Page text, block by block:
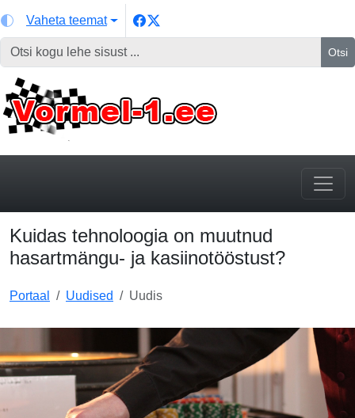
Vaheta teemat
Otsi
Kuidas tehnoloogia on muutnud
hasartmängu- ja kasiinotööstust?
Portaal Uudised Uudis